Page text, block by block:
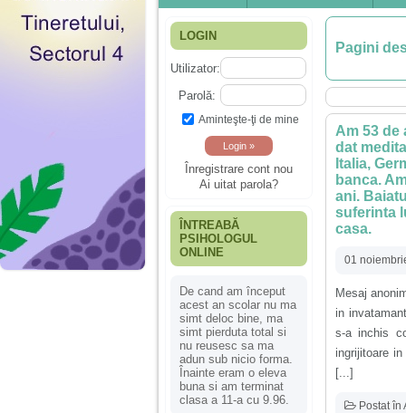
LOGIN
Utilizator:
Parolă:
Aminteşte-ţi de mine
Înregistrare cont nou
Ai uitat parola?
ÎNTREABĂ
PSIHOLOGUL
ONLINE
De cand am început
acest an scolar nu ma
simt deloc bine, ma
simt pierduta total si
nu reusesc sa ma
adun sub nicio forma.
Înainte eram o eleva
buna si am terminat
clasa a 11-a cu 9.96.
Pagini
Am 53 de
dat
Italia,
banca.
ani.
suferinta
casa.
01
Mesaj
in
s-a inchis
ingrijitoare
[...]
Postat în